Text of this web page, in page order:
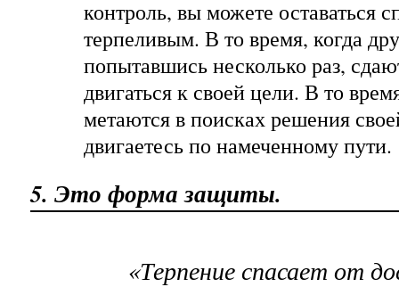
контроль, вы можете оставаться
терпеливым. В то время, когда
попытавшись несколько раз,
двигаться к своей цели. В то
метаются в поисках решения
двигаетесь по намеченному пути.
5. Это форма защиты.
«Терпение спасает от